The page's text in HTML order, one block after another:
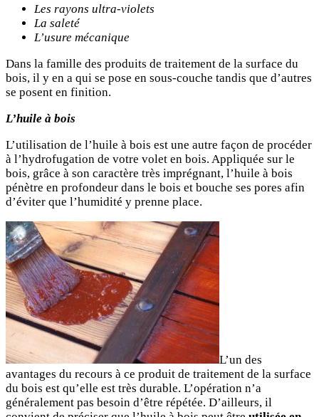
Les rayons ultra-violets
La saleté
L’usure mécanique
Dans la famille des produits de traitement de la surface du
bois, il y en a qui se pose en sous-couche tandis que d’autres
se posent en finition.
L’huile à bois
L’utilisation de l’huile à bois est une autre façon de procéder
à l’hydrofugation de votre volet en bois. Appliquée sur le
bois, grâce à son caractère très imprégnant, l’huile à bois
pénètre en profondeur dans le bois et bouche ses pores afin
d’éviter que l’humidité y prenne place.
L’un des
avantages du recours à ce produit de traitement de la surface
du bois est qu’elle est très durable. L’opération n’a
généralement pas besoin d’être répétée. D’ailleurs, il